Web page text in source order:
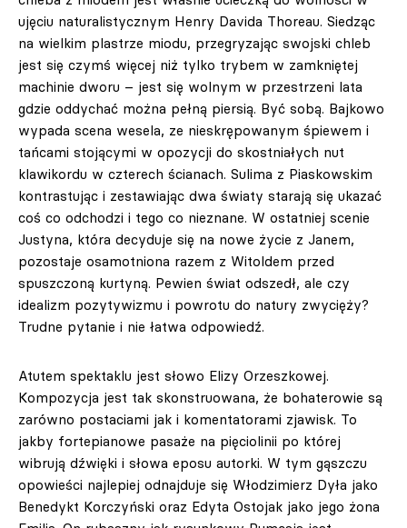
ujęciu naturalistycznym Henry Davida Thoreau. Siedząc
na wielkim plastrze miodu, przegryzając swojski chleb
jest się czymś więcej niż tylko trybem w zamkniętej
machinie dworu – jest się wolnym w przestrzeni lata
gdzie oddychać można pełną piersią. Być sobą. Bajkowo
wypada scena wesela, ze nieskrępowanym śpiewem i
tańcami stojącymi w opozycji do skostniałych nut
klawikordu w czterech ścianach. Sulima z Piaskowskim
kontrastując i zestawiając dwa światy starają się ukazać
coś co odchodzi i tego co nieznane. W ostatniej scenie
Justyna, która decyduje się na nowe życie z Janem,
pozostaje osamotniona razem z Witoldem przed
spuszczoną kurtyną. Pewien świat odszedł, ale czy
idealizm pozytywizmu i powrotu do natury zwycięży?
Trudne pytanie i nie łatwa odpowiedź.
Atutem spektaklu jest słowo Elizy Orzeszkowej.
Kompozycja jest tak skonstruowana, że bohaterowie są
zarówno postaciami jak i komentatorami zjawisk. To
jakby fortepianowe pasaże na pięciolinii po której
wibrują dźwięki i słowa eposu autorki. W tym gąszczu
opowieści najlepiej odnajduje się Włodzimierz Dyła jako
Benedykt Korczyński oraz Edyta Ostojak jako jego żona